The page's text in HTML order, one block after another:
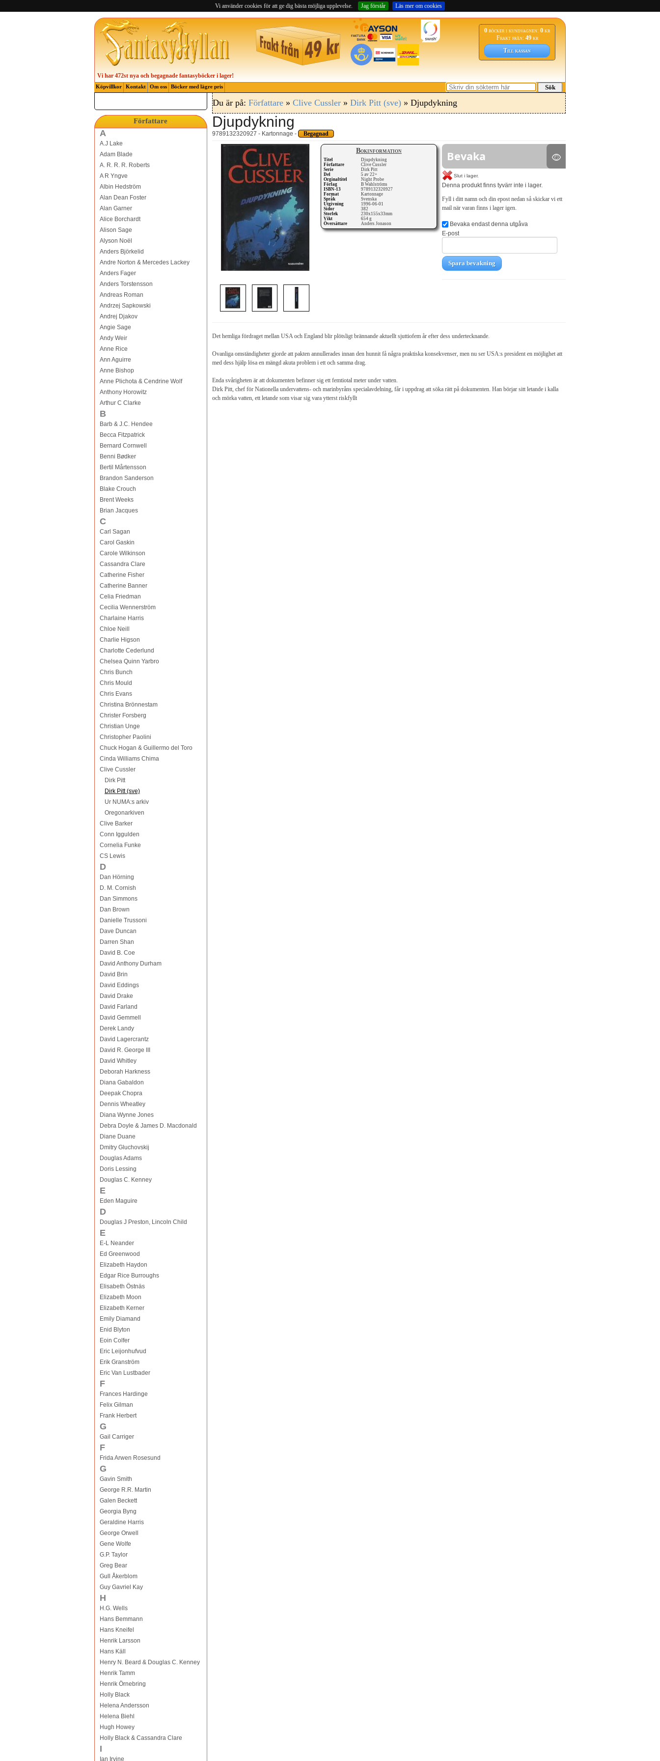
Vi använder cookies för att ge dig bästa möjliga upplevelse. Jag förstår Läs mer om cookies
0 böcker i kundvagnen:0kr
Frakt från: 49kr
Till kassan
Vi har 472st nya och begagnade fantasyböcker i lager!
Köpvillkor Kontakt Om oss Böcker med lägre pris Sök
Författare
A
A.J Lake
Adam Blade
A. R. R. R. Roberts
A R Yngve
Albin Hedström
Alan Dean Foster
Alan Garner
Alice Borchardt
Alison Sage
Alyson Noël
Anders Björkelid
Andre Norton & Mercedes Lackey
Anders Fager
Anders Torstensson
Andreas Roman
Andrzej Sapkowski
Andrej Djakov
Angie Sage
Andy Weir
Anne Rice
Ann Aguirre
Anne Bishop
Anne Plichota & Cendrine Wolf
Anthony Horowitz
Arthur C Clarke
B
Barb & J.C. Hendee
Becca Fitzpatrick
Bernard Cornwell
Benni Bødker
Bertil Mårtensson
Brandon Sanderson
Blake Crouch
Brent Weeks
Brian Jacques
C
Carl Sagan
Carol Gaskin
Carole Wilkinson
Cassandra Clare
Catherine Fisher
Catherine Banner
Celia Friedman
Cecilia Wennerström
Charlaine Harris
Chloe Neill
Charlie Higson
Charlotte Cederlund
Chelsea Quinn Yarbro
Chris Bunch
Chris Mould
Chris Evans
Christina Brönnestam
Christer Forsberg
Christian Unge
Christopher Paolini
Chuck Hogan & Guillermo del Toro
Cinda Williams Chima
Clive Cussler
Dirk Pitt
Dirk Pitt (sve)
Ur NUMA:s arkiv
Oregonarkiven
Clive Barker
Conn Iggulden
Cornelia Funke
CS Lewis
D
Dan Hörning
D. M. Cornish
Dan Simmons
Dan Brown
Danielle Trussoni
Dave Duncan
Darren Shan
David B. Coe
David Anthony Durham
David Brin
David Eddings
David Drake
David Farland
David Gemmell
Derek Landy
David Lagercrantz
David R. George III
David Whitley
Deborah Harkness
Diana Gabaldon
Deepak Chopra
Dennis Wheatley
Diana Wynne Jones
Debra Doyle & James D. Macdonald
Diane Duane
Dmitry Gluchovskij
Douglas Adams
Doris Lessing
Douglas C. Kenney
E
Eden Maguire
D
Douglas J Preston, Lincoln Child
E
E-L Neander
Ed Greenwood
Elizabeth Haydon
Edgar Rice Burroughs
Elisabeth Östnäs
Elizabeth Moon
Elizabeth Kerner
Emily Diamand
Enid Blyton
Eoin Colfer
Eric Leijonhufvud
Erik Granström
Eric Van Lustbader
F
Frances Hardinge
Felix Gilman
Frank Herbert
G
Gail Carriger
F
Frida Arwen Rosesund
G
Gavin Smith
George R.R. Martin
Galen Beckett
Georgia Byng
Geraldine Harris
George Orwell
Gene Wolfe
G.P. Taylor
Greg Bear
Gull Åkerblom
Guy Gavriel Kay
H
H.G. Wells
Hans Bemmann
Hans Kneifel
Henrik Larsson
Hans Käll
Henry N. Beard & Douglas C. Kenney
Henrik Tamm
Henrik Örnebring
Holly Black
Helena Andersson
Helena Biehl
Hugh Howey
Holly Black & Cassandra Clare
I
Ian Irvine
Du är på: Författare» Clive Cussler» Dirk Pitt (sve)» Djupdykning
Djupdykning
9789132320927 - Kartonnage - Begagnad
Bokinformation
Titel
Djupdykning
Författare
Clive Cussler
Serie
Dirk Pitt
Del
5 av 22+
Orginaltitel
Night Probe
Förlag
B Wahlströms
ISBN-13
9789132320927
Format
Kartonnage
Språk
Svenska
Utgivning
1996-06-01
Sidor
382
Storlek
230x155x33mm
Vikt
654 g
Översättare
Anders Jonason
Bevaka
Slut i lager.
Denna produkt finns tyvärr inte i lager.
Fyll i ditt namn och din epost nedan så skickar vi ett
mail när varan finns i lager igen.
Bevaka endast denna utgåva
E-post
Spara bevakning
Det hemliga fördraget mellan USA och England blir plötsligt brännande aktuellt sjuttiofem år efter dess undertecknande.
Ovanliga omständigheter gjorde att pakten annullerades innan den hunnit få några praktiska konsekvenser, men nu ser USA:s president en möjlighet att
med dess hjälp lösa en mängd akuta problem i ett och samma drag.
Enda svårigheten är att dokumenten befinner sig ett femtiotal meter under vatten.
Dirk Pitt, chef för Nationella undervattens- och marinbyråns specialavdelning, får i uppdrag att söka rätt på dokumenten. Han börjar sitt letande i kalla
och mörka vatten, ett letande som visar sig vara ytterst riskfyllt